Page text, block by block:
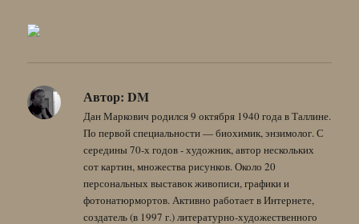
Автор: DM
Дан Маркович родился 9 октября 1940 года в Таллине.
По первой специальности — биохимик, энзимолог. С
середины 70-х годов - художник, автор нескольких
сот картин, множества рисунков. Около 20
персональных выставок живописи, графики и
фотонатюрмортов. Активно работает в Интернете,
создатель (в 1997 г.) литературно-художественного